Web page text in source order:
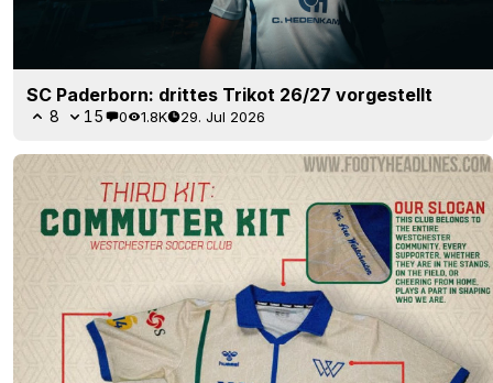
SC Paderborn: drittes Trikot 26/27 vorgestellt
8 15 0 1.8K 29. Jul 2026